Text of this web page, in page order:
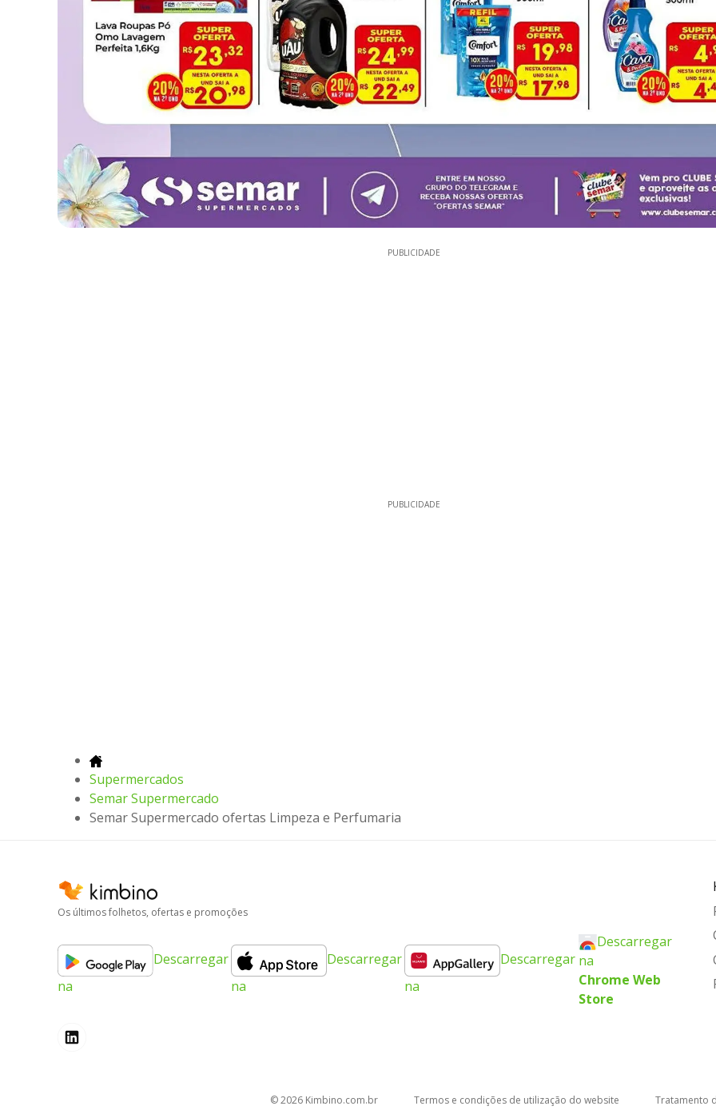
PUBLICIDADE
PUBLICIDADE
Supermercados
Semar Supermercado
Semar Supermercado ofertas Limpeza e Perfumaria
Os últimos folhetos, ofertas e promoções
Descarregar
na
Descarregar
na
Descarregar
na
Descarregar
na
Chrome Web
Store
© 2026 kimbino.com.br Termos e condições de utilização do website Tratamento